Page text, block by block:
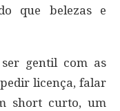
que belezas e
gentil com as
licença, falar
short curto, um